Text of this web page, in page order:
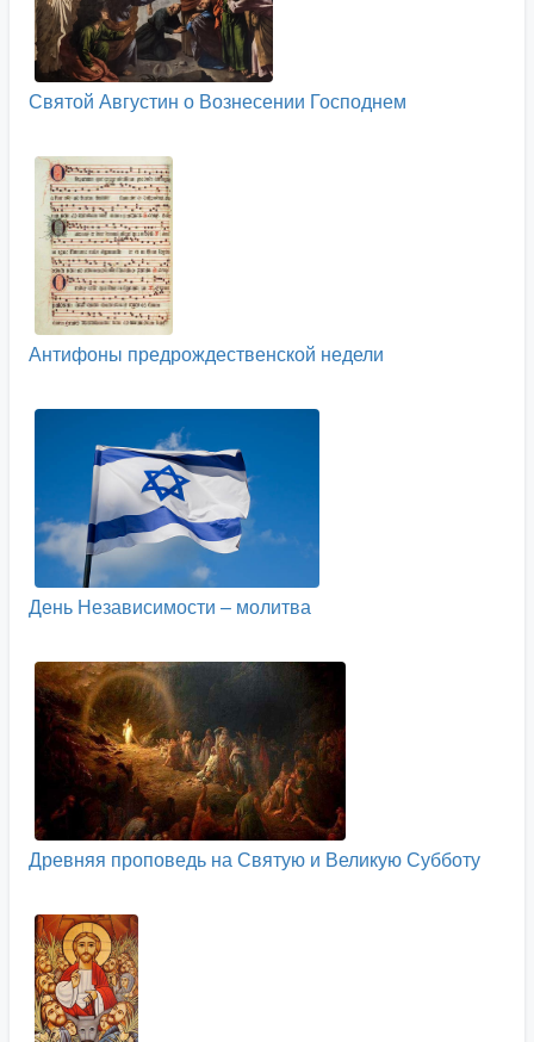
Святой Августин о Вознесении Господнем
Антифоны предрождественской недели
День Независимости – молитва
Древняя проповедь на Святую и Великую Субботу